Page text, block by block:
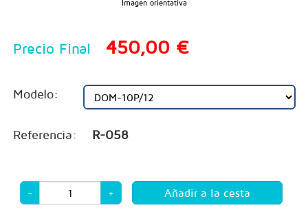
Imagen orientativa
Precio Final 450,00 €
Modelo:
Referencia: R-058
- +